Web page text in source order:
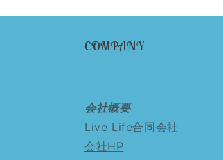
COMPANY
会社概要
Live Life合同会社
会社HP